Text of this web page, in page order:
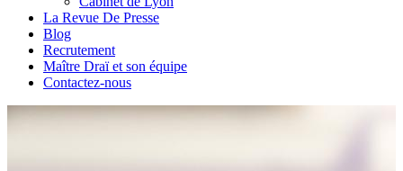
La Revue De Presse
Blog
Recrutement
Maître Draï et son équipe
Contactez-nous